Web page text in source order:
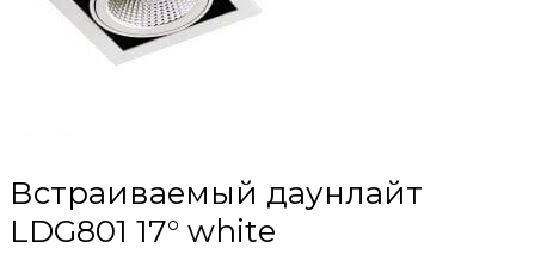
Встраиваемый даунлайт
LDG801 17° white